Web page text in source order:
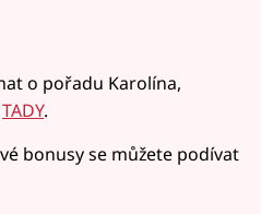
o pořadu Karolína,
TADY.
bonusy se můžete podívat